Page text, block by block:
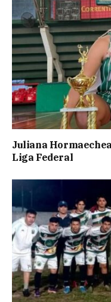
Juliana
Liga Federal